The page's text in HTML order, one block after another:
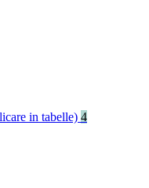
in tabelle) 4